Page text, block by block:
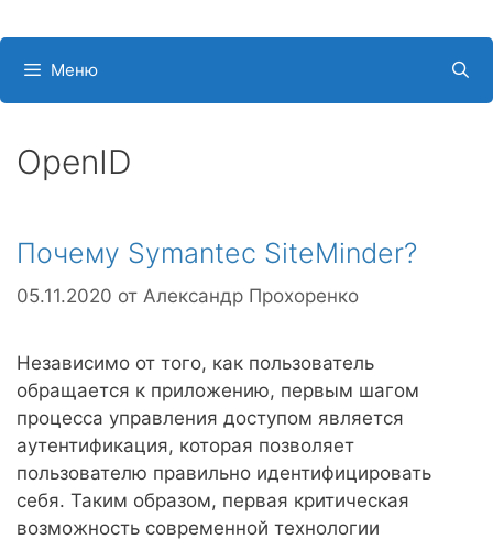
Меню
OpenID
Почему Symantec SiteMinder?
05.11.2020 от Александр Прохоренко
Независимо от того, как пользователь
обращается к приложению, первым шагом
процесса управления доступом является
аутентификация, которая позволяет
пользователю правильно идентифицировать
себя. Таким образом, первая критическая
возможность современной технологии